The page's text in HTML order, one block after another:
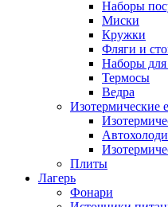
Наборы
Миски
Кружки
Фляги и
Наборы
Термосы
Ведра
Изотермические
Плиты
Лагерь
Фонари